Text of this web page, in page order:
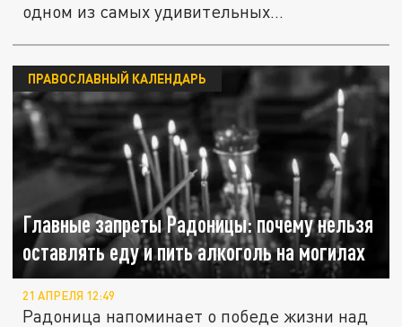
одном из самых удивительных
Главные запреты Радоницы: почему нельзя
оставлять еду и пить алкоголь на могилах
ПРАВОСЛАВНЫЙ КАЛЕНДАРЬ
21 АПРЕЛЯ 12:49
Радоница напоминает о победе жизни над